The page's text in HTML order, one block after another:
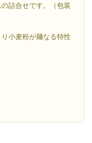
詰合せです。（包装
小麦粉が麺なる特性